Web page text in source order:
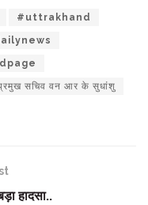
#uttrakhand
सचिव वन आर के सुधांशु
हादसा..